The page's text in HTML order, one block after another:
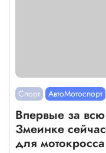
Спорт АвтоМотоспорт
Впервые за
Змеинке
для мотокросса